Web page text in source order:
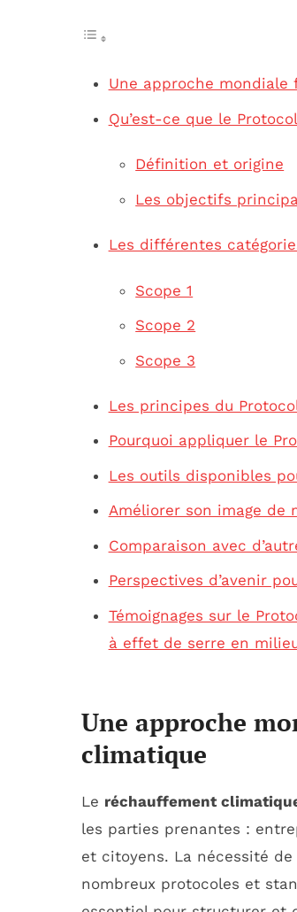
Une approche
Qu’est-ce que le
Définition et origine
Les objectifs
Les différentes
Scope 1
Scope 2
Scope 3
Les principes du
Pourquoi appliquer le
Les outils disponibles
Améliorer son image de
Comparaison avec
Perspectives d’avenir
Témoignages sur le
à effet de serre en
Une approche
climatique
Le réchauffement
les parties prenantes :
et citoyens. La nécessité
nombreux protocoles et